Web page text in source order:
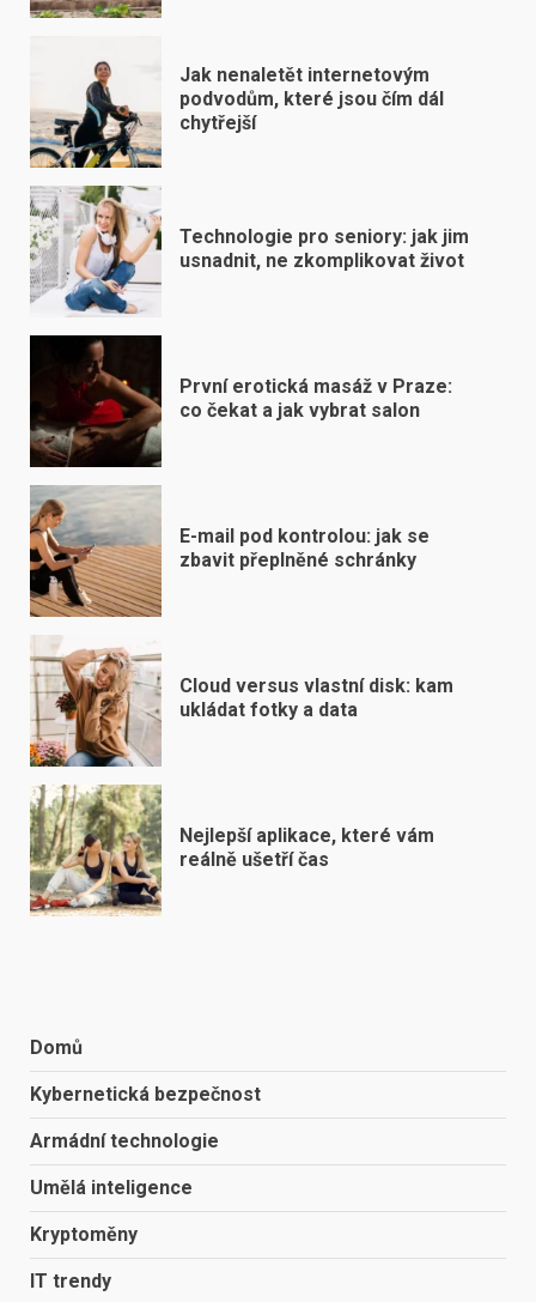
Jak nenaletět internetovým
podvodům, které jsou čím dál
chytřejší
Technologie pro seniory: jak jim
usnadnit, ne zkomplikovat život
První erotická masáž v Praze:
co čekat a jak vybrat salon
E-mail pod kontrolou: jak se
zbavit přeplněné schránky
Cloud versus vlastní disk: kam
ukládat fotky a data
Nejlepší aplikace, které vám
reálně ušetří čas
Domů
Kybernetická bezpečnost
Armádní technologie
Umělá inteligence
Kryptoměny
IT trendy